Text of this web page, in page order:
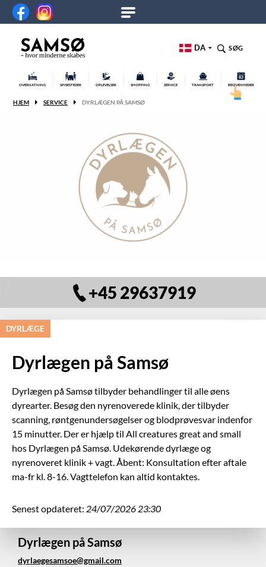
DA SØG
OVERNATNING SPISESTEDER OPLEVELSER SHOPPING SERVICE TRANSPORT BEGIVENHEDER
HJEM SERVICE DYRLÆGEN PÅ SAMSØ
+45 29637919
DYRLÆGE
Dyrlægen på Samsø
Dyrlægen på Samsø tilbyder behandlinger til alle øens
dyrearter. Besøg den nyrenoverede klinik, der tilbyder
scanning, røntgenundersøgelser og blodprøvesvar indenfor
15 minutter. Der er hjælp til All creatures great and small
hos Dyrlægen på Samsø. Udekørende dyrlæge og
nyrenoveret klinik + vagt. Åbent: Konsultation efter aftale
ma-fr kl. 8-16. Vagttelefon kan altid kontaktes.
Senest opdateret: 24/07/2026 23:30
Dyrlægen på Samsø
dyrlaegesamsoe@gmail.com